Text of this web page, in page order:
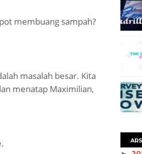
membuang sampah?
masalah besar. Kita
menatap Maximilian,